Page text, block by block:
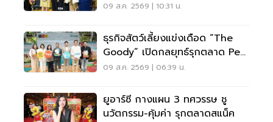
09 ส.ค. 2569 | 10:31 น.
ธุรกิจสัตว์เลี้ยงแข่งเดือด “The
Goody” เปิดกลยุทธ์รุกตลาด Pet
Humanization
09 ส.ค. 2569 | 06:39 น.
ยูอาร์ซี กางแผน 3 ทศวรรษ ชู
นวัตกรรม-คุ้มค่า รุกตลาดสแน็ค